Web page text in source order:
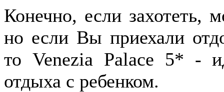
Конечно, если захотеть,
но если Вы приехали
то Venezia Palace 5* -
отдыха с ребенком.